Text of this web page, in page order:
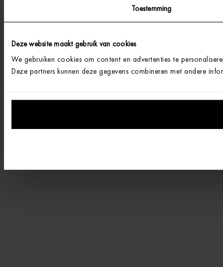
Toestemming
Deze website maakt gebruik van cookies
We gebruiken cookies om content en advertenties te
Deze partners kunnen deze gegevens combineren met andere